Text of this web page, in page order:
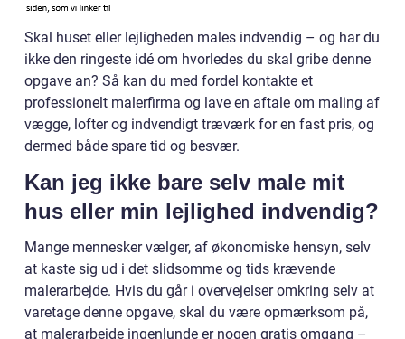
Skal huset eller lejligheden males indvendig – og har du
ikke den ringeste idé om hvorledes du skal gribe denne
opgave an? Så kan du med fordel kontakte et
professionelt malerfirma og lave en aftale om maling af
vægge, lofter og indvendigt træværk for en fast pris, og
dermed både spare tid og besvær.
Kan jeg ikke bare selv male mit
hus eller min lejlighed indvendig?
Mange mennesker vælger, af økonomiske hensyn, selv
at kaste sig ud i det slidsomme og tids krævende
malerarbejde. Hvis du går i overvejelser omkring selv at
varetage denne opgave, skal du være opmærksom på,
at malerarbejde ingenlunde er nogen gratis omgang –